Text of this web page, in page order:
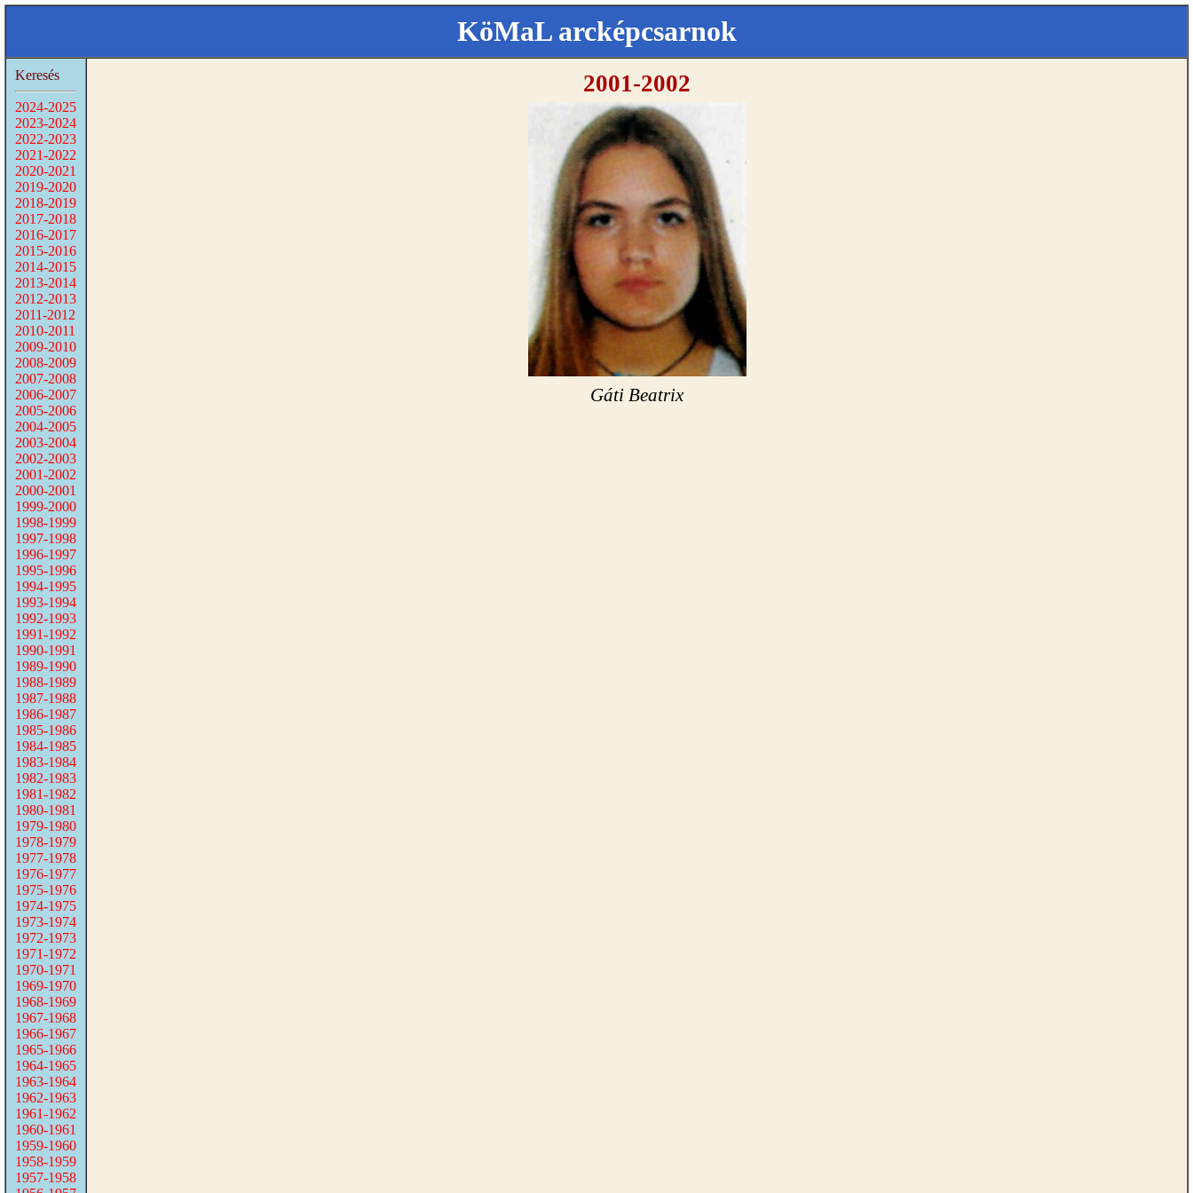
KöMaL arcképcsarnok
Keresés
2024-2025
2023-2024
2022-2023
2021-2022
2020-2021
2019-2020
2018-2019
2017-2018
2016-2017
2015-2016
2014-2015
2013-2014
2012-2013
2011-2012
2010-2011
2009-2010
2008-2009
2007-2008
2006-2007
2005-2006
2004-2005
2003-2004
2002-2003
2001-2002
2000-2001
1999-2000
1998-1999
1997-1998
1996-1997
1995-1996
1994-1995
1993-1994
1992-1993
1991-1992
1990-1991
1989-1990
1988-1989
1987-1988
1986-1987
1985-1986
1984-1985
1983-1984
1982-1983
1981-1982
1980-1981
1979-1980
1978-1979
1977-1978
1976-1977
1975-1976
1974-1975
1973-1974
1972-1973
1971-1972
1970-1971
1969-1970
1968-1969
1967-1968
1966-1967
1965-1966
1964-1965
1963-1964
1962-1963
1961-1962
1960-1961
1959-1960
1958-1959
1957-1958
2001-2002
Gáti Beatrix